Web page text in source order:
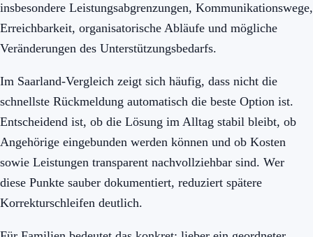
insbesondere Leistungsabgrenzungen, Kommunikationswege,
Erreichbarkeit, organisatorische Abläufe und mögliche
Veränderungen des Unterstützungsbedarfs.
Im Saarland-Vergleich zeigt sich häufig, dass nicht die
schnellste Rückmeldung automatisch die beste Option ist.
Entscheidend ist, ob die Lösung im Alltag stabil bleibt, ob
Angehörige eingebunden werden können und ob Kosten
sowie Leistungen transparent nachvollziehbar sind. Wer
diese Punkte sauber dokumentiert, reduziert spätere
Korrekturschleifen deutlich.